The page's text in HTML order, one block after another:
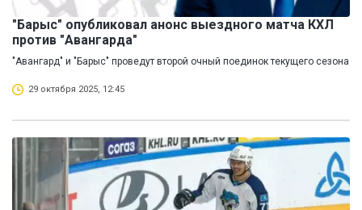
"Барыс" опубликовал анонс выездного матча КХЛ
против "Авангарда"
"Авангард" и "Барыс" проведут второй очный поединок текущего сезона
29 октября 2025, 12:45